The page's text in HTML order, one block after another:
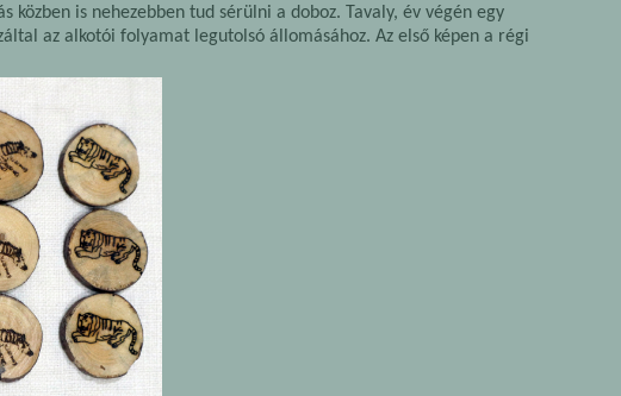
is nehezebben tud sérülni a doboz. Tavaly, év végén egy
az alkotói folyamat legutolsó állomásához. Az első képen a régi